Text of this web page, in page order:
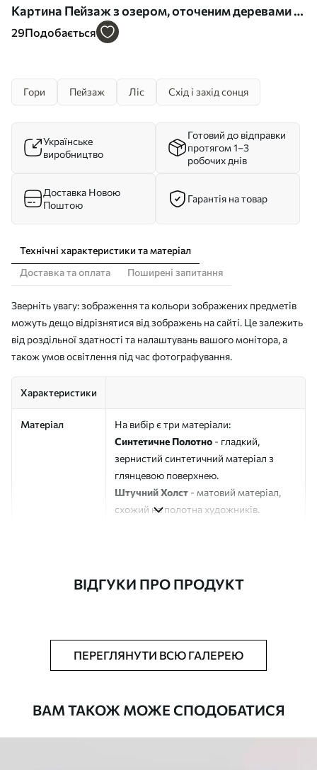
Картина Пейзаж з озером, оточеним деревами і
горами на задньому плані, помаранчеве небо з
29Подобається
Гори Пейзаж Ліс Схід і захід сонця
Українське
виробництво
Готовий до відправки
протягом 1–3
робочих днів
Доставка Новою
Поштою
Гарантія на товар
Технічні характеристики та матеріал
Доставка та оплата
Поширені запитання
Зверніть увагу: зображення та кольори зображених предметів
можуть дещо відрізнятися від зображень на сайті. Це залежить
від роздільної здатності та налаштувань вашого монітора, а
також умов освітлення під час фотографування.
Характеристики
Матеріал
На вибір є три матеріали:
Синтетичне Полотно - гладкий,
зернистий синтетичний матеріал з
глянцевою поверхнею.
Штучний Холст - матовий матеріал,
схожий на полотна художників.
Додатково Можна додати лакове покриття.
Від290.00грн
ВІДГУКИ ПРО ПРОДУКТ
ПЕРЕГЛЯНУТИ ВСЮ ГАЛЕРЕЮ
ВАМ ТАКОЖ МОЖЕ СПОДОБАТИСЯ